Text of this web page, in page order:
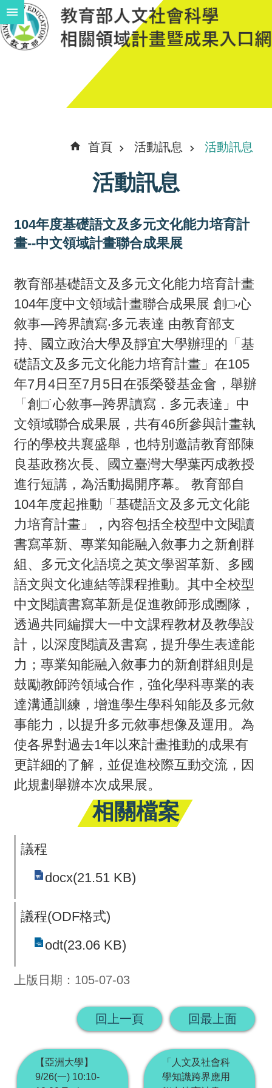
跳到主要內容區塊
進
中
程
畫
計
畫
申
請
計
畫
成
果
最
新
訊
息
活
動
訊
息
檔
案
下
載
相
關
網
回
首
網
站
覽
首頁 活動訊息 活動訊息
活動訊息
104年度基礎語文及多元文化能力培育計
畫--中文領域計畫聯合成果展
教育部基礎語文及多元文化能力培育計畫
104年度中文領域計畫聯合成果展 創□‧心
敘事―跨界讀寫‧多元表達 由教育部支
持、國立政治大學及靜宜大學辦理的「基
礎語文及多元文化能力培育計畫」在105
年7月4日至7月5日在張榮發基金會，舉辦
「創□˙心敘事─跨界讀寫．多元表達」中
文領域聯合成果展，共有46所參與計畫執
行的學校共襄盛舉，也特別邀請教育部陳
良基政務次長、國立臺灣大學葉丙成教授
進行短講，為活動揭開序幕。 教育部自
104年度起推動「基礎語文及多元文化能
力培育計畫」，內容包括全校型中文閱讀
書寫革新、專業知能融入敘事力之新創群
組、多元文化語境之英文學習革新、多國
語文與文化連結等課程推動。其中全校型
中文閱讀書寫革新是促進教師形成團隊，
透過共同編撰大一中文課程教材及教學設
計，以深度閱讀及書寫，提升學生表達能
力；專業知能融入敘事力的新創群組則是
鼓勵教師跨領域合作，強化學科專業的表
達溝通訓練，增進學生學科知能及多元敘
事能力，以提升多元敘事想像及運用。為
使各界對過去1年以來計畫推動的成果有
更詳細的了解，並促進校際互動交流，因
此規劃舉辦本次成果展。
相關檔案
議程
docx(21.51 KB)
議程(ODF格式)
odt(23.06 KB)
上版日期：105-07-03
回上一頁 回最上面
【亞洲大學】
9/26(一) 10:10-
「人文及社會科
學知識跨界應用